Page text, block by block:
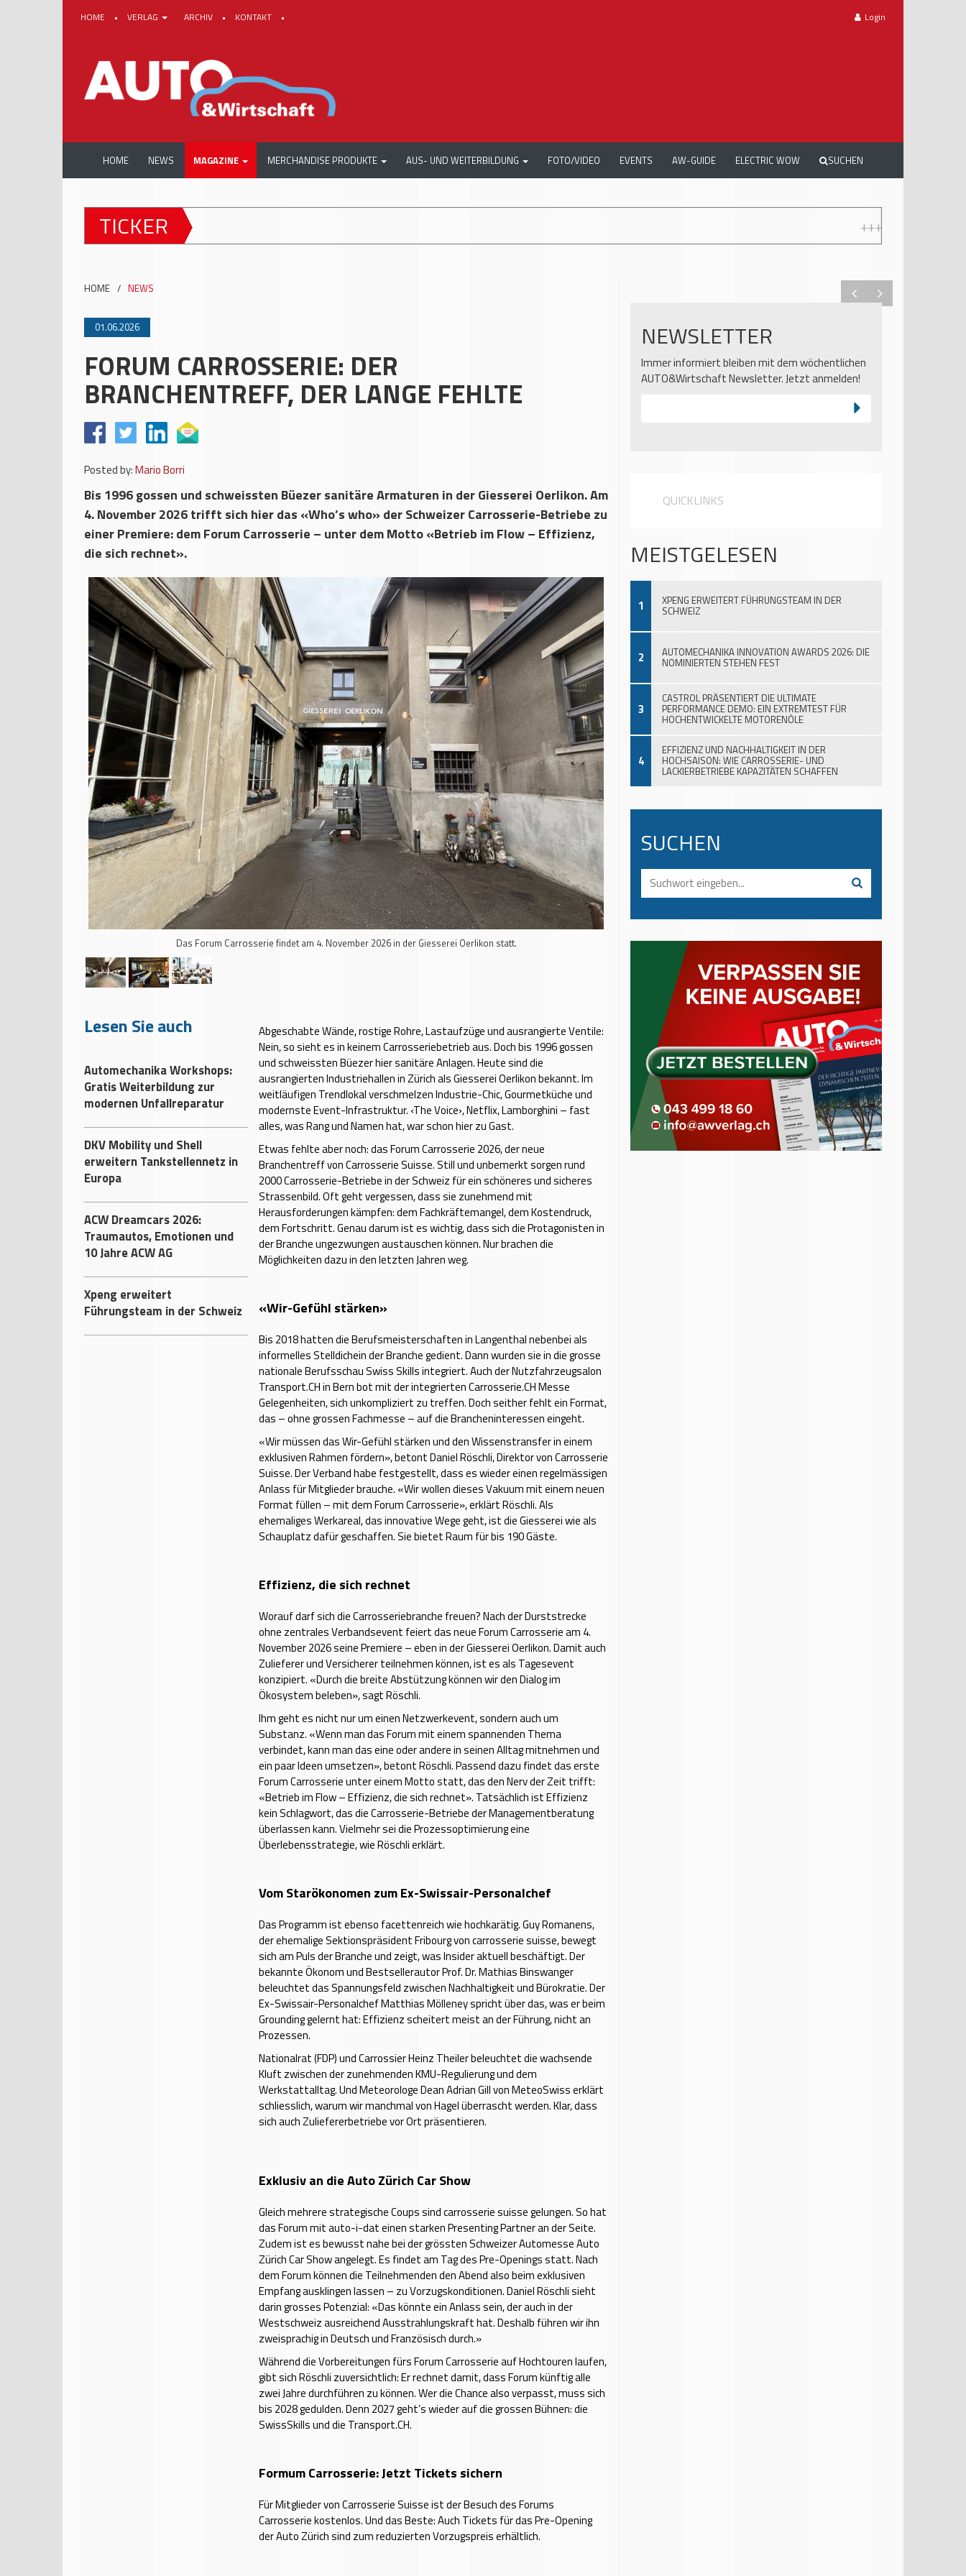
HOME • VERLAG ARCHIV • KONTAKT • Login
HOME NEWS MAGAZINE MERCHANDISE PRODUKTE AUS- UND WEITERBILDUNG FOTO/VIDEO EVENTS AW-GUIDE ELECTRIC WOW SUCHEN
TICKER AUTOMECHANIKA WORKSHOPS:
HOME / NEWS
01.06.2026
FORUM CARROSSERIE: DER
BRANCHENTREFF, DER LANGE FEHLTE
Posted by:Mario Borri
Bis 1996 gossen und schweissten Büezer sanitäre Armaturen in der Giesserei Oerlikon. Am
4. November 2026 trifft sich hier das «Who’s who» der Schweizer Carrosserie-Betriebe zu
einer Premiere: dem Forum Carrosserie – unter dem Motto «Betrieb im Flow – Effizienz,
die sich rechnet».
Das Forum Carrosserie findet am 4. November 2026 in der Giesserei Oerlikon statt.
Lesen Sie auch
Automechanika Workshops:
Gratis Weiterbildung zur
modernen Unfallreparatur
DKV Mobility und Shell
erweitern Tankstellennetz in
Europa
ACW Dreamcars 2026:
Traumautos, Emotionen und
10 Jahre ACW AG
Xpeng erweitert
Führungsteam in der Schweiz
Abgeschabte Wände, rostige Rohre, Lastaufzüge und ausrangierte Ventile:
Nein, so sieht es in keinem Carrosseriebetrieb aus. Doch bis 1996 gossen
und schweissten Büezer hier sanitäre Anlagen. Heute sind die
ausrangierten Industriehallen in Zürich als Giesserei Oerlikon bekannt. Im
weitläufigen Trendlokal verschmelzen Industrie-Chic, Gourmetküche und
modernste Event-Infrastruktur. ‹The Voice›, Netflix, Lamborghini – fast
alles, was Rang und Namen hat, war schon hier zu Gast.
Etwas fehlte aber noch: das Forum Carrosserie 2026, der neue
Branchentreff von Carrosserie Suisse. Still und unbemerkt sorgen rund
2000 Carrosserie-Betriebe in der Schweiz für ein schöneres und sicheres
Strassenbild. Oft geht vergessen, dass sie zunehmend mit
Herausforderungen kämpfen: dem Fachkräftemangel, dem Kostendruck,
dem Fortschritt. Genau darum ist es wichtig, dass sich die Protagonisten in
der Branche ungezwungen austauschen können. Nur brachen die
Möglichkeiten dazu in den letzten Jahren weg.
«Wir-Gefühl stärken»
Bis 2018 hatten die Berufsmeisterschaften in Langenthal nebenbei als
informelles Stelldichein der Branche gedient. Dann wurden sie in die grosse
nationale Berufsschau Swiss Skills integriert. Auch der Nutzfahrzeugsalon
Transport.CH in Bern bot mit der integrierten Carrosserie.CH Messe
Gelegenheiten, sich unkompliziert zu treffen. Doch seither fehlt ein Format,
das – ohne grossen Fachmesse – auf die Brancheninteressen eingeht.
«Wir müssen das Wir-Gefühl stärken und den Wissenstransfer in einem
exklusiven Rahmen fördern», betont Daniel Röschli, Direktor von Carrosserie
Suisse. Der Verband habe festgestellt, dass es wieder einen regelmässigen
Anlass für Mitglieder brauche. «Wir wollen dieses Vakuum mit einem neuen
Format füllen – mit dem Forum Carrosserie», erklärt Röschli. Als
ehemaliges Werkareal, das innovative Wege geht, ist die Giesserei wie als
Schauplatz dafür geschaffen. Sie bietet Raum für bis 190 Gäste.
Effizienz, die sich rechnet
Worauf darf sich die Carrosseriebranche freuen? Nach der Durststrecke
ohne zentrales Verbandsevent feiert das neue Forum Carrosserie am 4.
November 2026 seine Premiere – eben in der Giesserei Oerlikon. Damit auch
Zulieferer und Versicherer teilnehmen können, ist es als Tagesevent
konzipiert. «Durch die breite Abstützung können wir den Dialog im
Ökosystem beleben», sagt Röschli.
Ihm geht es nicht nur um einen Netzwerkevent, sondern auch um
Substanz. «Wenn man das Forum mit einem spannenden Thema
verbindet, kann man das eine oder andere in seinen Alltag mitnehmen und
ein paar Ideen umsetzen», betont Röschli. Passend dazu findet das erste
Forum Carrosserie unter einem Motto statt, das den Nerv der Zeit trifft:
«Betrieb im Flow – Effizienz, die sich rechnet». Tatsächlich ist Effizienz
kein Schlagwort, das die Carrosserie-Betriebe der Managementberatung
überlassen kann. Vielmehr sei die Prozessoptimierung eine
Überlebensstrategie, wie Röschli erklärt.
Vom Starökonomen zum Ex-Swissair-Personalchef
Das Programm ist ebenso facettenreich wie hochkarätig. Guy Romanens,
der ehemalige Sektionspräsident Fribourg von carrosserie suisse, bewegt
sich am Puls der Branche und zeigt, was Insider aktuell beschäftigt. Der
bekannte Ökonom und Bestsellerautor Prof. Dr. Mathias Binswanger
beleuchtet das Spannungsfeld zwischen Nachhaltigkeit und Bürokratie. Der
Ex-Swissair-Personalchef Matthias Mölleney spricht über das, was er beim
Grounding gelernt hat: Effizienz scheitert meist an der Führung, nicht an
Prozessen.
Nationalrat (FDP) und Carrossier Heinz Theiler beleuchtet die wachsende
Kluft zwischen der zunehmenden KMU-Regulierung und dem
Werkstattalltag. Und Meteorologe Dean Adrian Gill von MeteoSwiss erklärt
schliesslich, warum wir manchmal von Hagel überrascht werden. Klar, dass
sich auch Zuliefererbetriebe vor Ort präsentieren.
Exklusiv an die Auto Zürich Car Show
Gleich mehrere strategische Coups sind carrosserie suisse gelungen. So hat
das Forum mit auto-i-dat einen starken Presenting Partner an der Seite.
Zudem ist es bewusst nahe bei der grössten Schweizer Automesse Auto
Zürich Car Show angelegt. Es findet am Tag des Pre-Openings statt. Nach
dem Forum können die Teilnehmenden den Abend also beim exklusiven
Empfang ausklingen lassen – zu Vorzugskonditionen. Daniel Röschli sieht
darin grosses Potenzial: «Das könnte ein Anlass sein, der auch in der
Westschweiz ausreichend Ausstrahlungskraft hat. Deshalb führen wir ihn
zweisprachig in Deutsch und Französisch durch.»
Während die Vorbereitungen fürs Forum Carrosserie auf Hochtouren laufen,
gibt sich Röschli zuversichtlich: Er rechnet damit, dass Forum künftig alle
zwei Jahre durchführen zu können. Wer die Chance also verpasst, muss sich
bis 2028 gedulden. Denn 2027 geht’s wieder auf die grossen Bühnen: die
SwissSkills und die Transport.CH.
Formum Carrosserie: Jetzt Tickets sichern
Für Mitglieder von Carrosserie Suisse ist der Besuch des Forums
Carrosserie kostenlos. Und das Beste: Auch Tickets für das Pre-Opening
der Auto Zürich sind zum reduzierten Vorzugspreis erhältlich.
NEWSLETTER
Immer informiert bleiben mit dem wöchentlichen
AUTO&Wirtschaft Newsletter. Jetzt anmelden!
QUICKLINKS
MEISTGELESEN
1 XPENG ERWEITERT FÜHRUNGSTEAM IN DER
SCHWEIZ
2 AUTOMECHANIKA INNOVATION AWARDS 2026: DIE
NOMINIERTEN STEHEN FEST
3
CASTROL PRÄSENTIERT DIE ULTIMATE
PERFORMANCE DEMO: EIN EXTREMTEST FÜR
HOCHENTWICKELTE MOTORENÖLE
4
EFFIZIENZ UND NACHHALTIGKEIT IN DER
HOCHSAISON: WIE CARROSSERIE- UND
LACKIERBETRIEBE KAPAZITÄTEN SCHAFFEN
SUCHEN